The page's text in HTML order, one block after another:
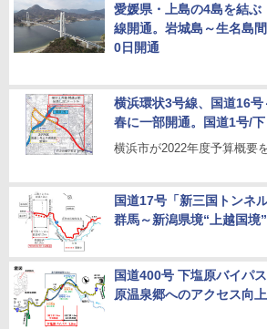
愛媛県・上島の4島を結ぶ
線開通。岩城島～生名島
0日開通
横浜環状3号線、国道16
春に一部開通。国道1号/
横浜市が2022年度予算概要
国道17号「新三国トンネ
群馬～新潟県境“上越国境
国道400号 下塩原バイパ
原温泉郷へのアクセス向上